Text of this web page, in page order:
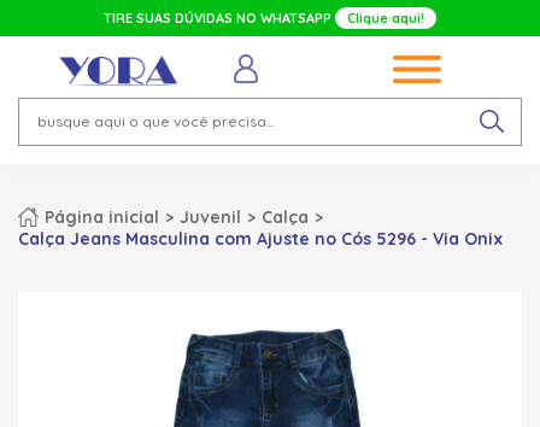
TIRE SUAS DÚVIDAS NO WHATSAPP Clique aqui!
Página inicial Juvenil
Calça
Calça Jeans Masculina com Ajuste no Cós 5296 - Via Onix